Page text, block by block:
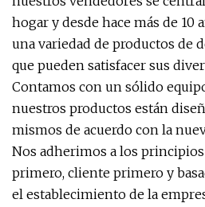
hogar y desde hace más de 10
una variedad de productos de
que pueden satisfacer sus
Contamos con un sólido
nuestros productos están
mismos de acuerdo con la
Nos adherimos a los
primero, cliente primero y
el establecimiento de la